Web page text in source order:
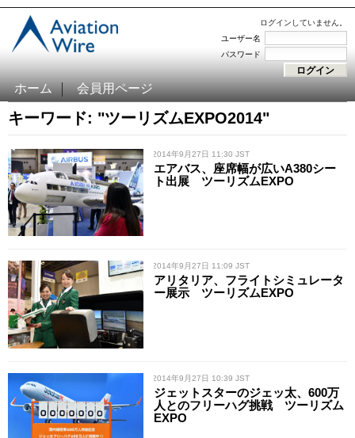
ログインしていません。
ユーザー名
パスワード
ホーム 会員用ページ
キーワード: "ツーリズムEXPO2014"
/ 2014年9月27日 11:30 JST
エアバス、座席幅が広いA380シー
ト出展 ツーリズムEXPO
/ 2014年9月27日 11:09 JST
アリタリア、フライトシミュレータ
ー展示 ツーリズムEXPO
/ 2014年9月27日 10:39 JST
ジェットスターのジェッ太、600万
人とのフリーハグ挑戦 ツーリズム
EXPO